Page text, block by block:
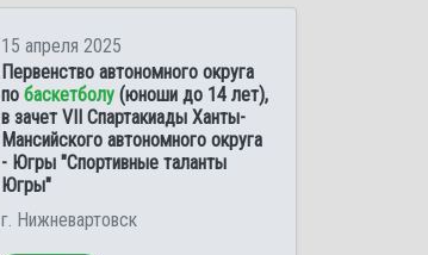
15 апреля 2025
Первенство автономного округа
по баскетболу (юноши до 14 лет),
в зачет VII Спартакиады Ханты-
Мансийского автономного округа
- Югры "Спортивные таланты
Югры"
г. Нижневартовск